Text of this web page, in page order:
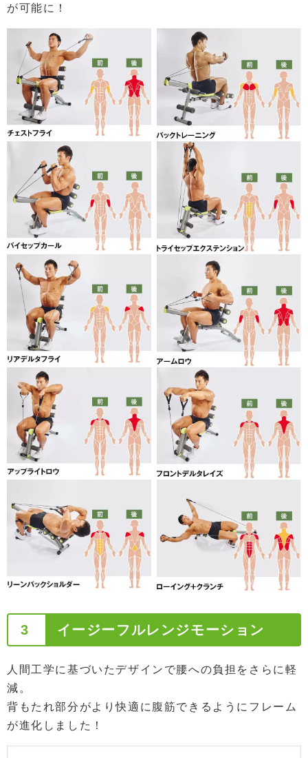
が可能に！
3 イージーフルレンジモーション
人間工学に基づいたデザインで腰への負担をさらに軽
減。
背もたれ部分がより快適に腹筋できるようにフレーム
が進化しました！